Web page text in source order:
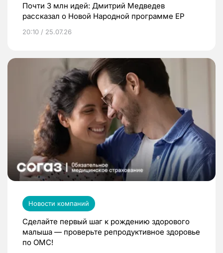
Почти 3 млн идей: Дмитрий Медведев
рассказал о Новой Народной программе ЕР
20:10 / 25.07.26
Новости компаний
Сделайте первый шаг к рождению здорового
малыша — проверьте репродуктивное здоровье
по ОМС!